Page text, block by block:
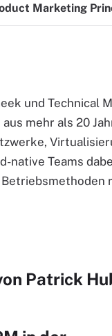
Marketing
und Technical
mehr als 20
native Teams
Patrick